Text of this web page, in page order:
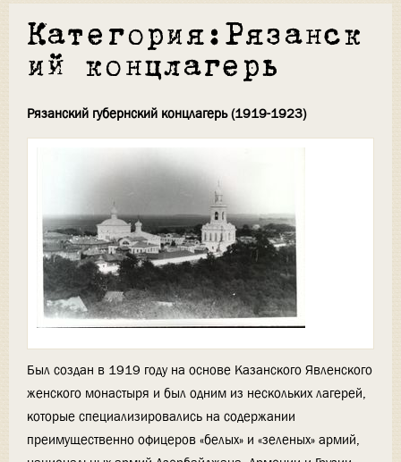
Категория:Рязанск
ий концлагерь
Рязанский губернский концлагерь (1919-1923)
Был создан в 1919 году на основе Казанского Явленского
женского монастыря и был одним из нескольких лагерей,
которые специализировались на содержании
преимущественно офицеров «белых» и «зеленых» армий,